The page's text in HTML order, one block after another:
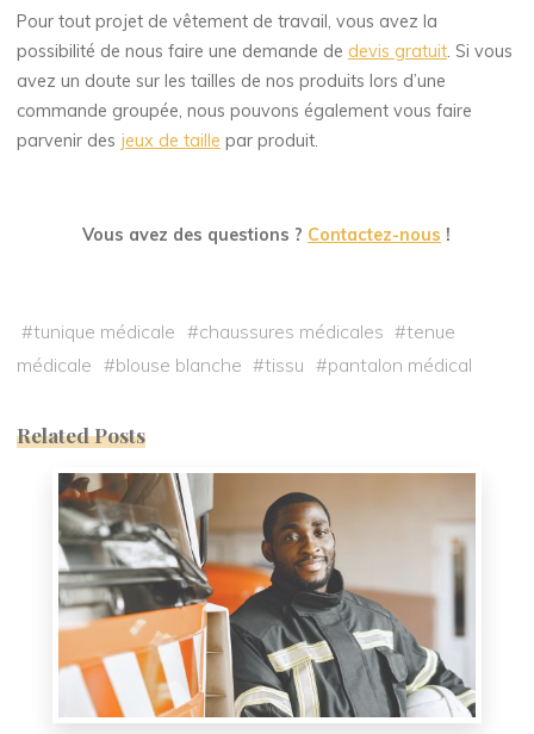
Pour tout projet de vêtement de travail, vous avez la
possibilité de nous faire une demande dedevis gratuit. Si vous
avez un doute sur les tailles de nos produits lors d’une
commande groupée, nous pouvons également vous faire
parvenir des jeux de taille par produit.
Vous avez des questions ? Contactez-nous !
#tunique médicale #chaussures médicales #tenue
médicale #blouse blanche #tissu #pantalon médical
Related Posts